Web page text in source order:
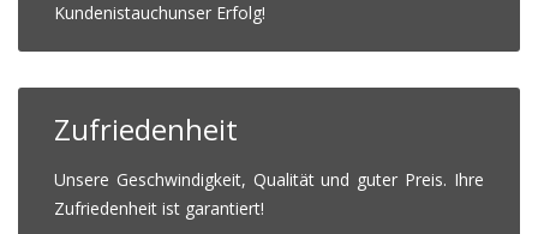
Kundenistauchunser Erfolg!
Zufriedenheit
Unsere Geschwindigkeit, Qualität und guter Preis. Ihre
Zufriedenheit ist garantiert!